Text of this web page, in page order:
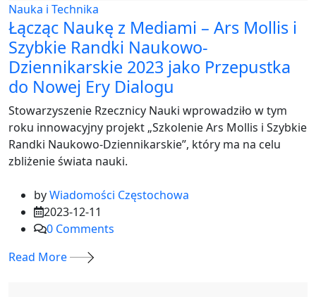
Nauka i Technika
Łącząc Naukę z Mediami – Ars Mollis i
Szybkie Randki Naukowo-
Dziennikarskie 2023 jako Przepustka
do Nowej Ery Dialogu
Stowarzyszenie Rzecznicy Nauki wprowadziło w tym
roku innowacyjny projekt „Szkolenie Ars Mollis i Szybkie
Randki Naukowo-Dziennikarskie”, który ma na celu
zbliżenie świata nauki.
byWiadomości Częstochowa
2023-12-11
0 Comments
Read More